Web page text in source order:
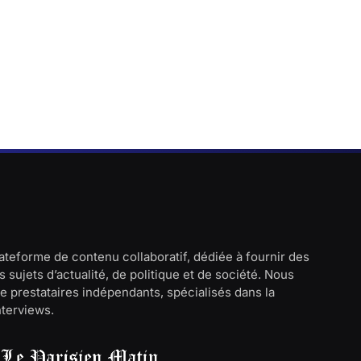
de contenu collaboratif, dédiée à fournir des
sujets d’actualité, de politique et de société. Nous
prestataires indépendants, spécialisés dans la